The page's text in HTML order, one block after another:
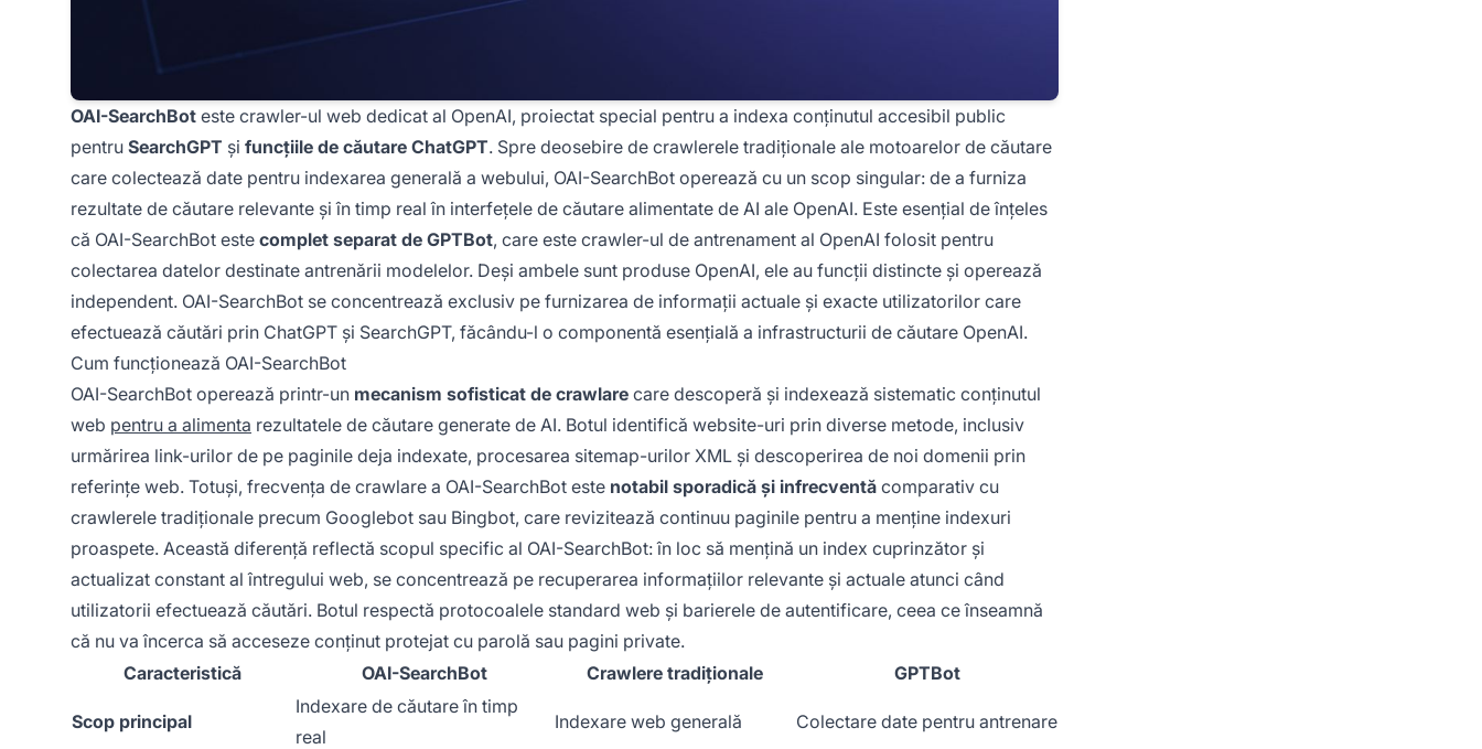
OAI-SearchBot este crawler-ul web dedicat al OpenAI, proiectat special pentru a indexa conținutul accesibil public
pentru SearchGPT și funcțiile de căutare ChatGPT. Spre deosebire de crawlerele tradiționale ale motoarelor de căutare
care colectează date pentru indexarea generală a webului, OAI-SearchBot operează cu un scop singular: de a furniza
rezultate de căutare relevante și în timp real în interfețele de căutare alimentate de AI ale OpenAI. Este esențial de înțeles
că OAI-SearchBot este complet separat de GPTBot, care este crawler-ul de antrenament al OpenAI folosit pentru
colectarea datelor destinate antrenării modelelor. Deși ambele sunt produse OpenAI, ele au funcții distincte și operează
independent. OAI-SearchBot se concentrează exclusiv pe furnizarea de informații actuale și exacte utilizatorilor care
efectuează căutări prin ChatGPT și SearchGPT, făcându-l o componentă esențială a infrastructurii de căutare OpenAI.
Cum funcționează OAI-SearchBot
OAI-SearchBot operează printr-un mecanism sofisticat de crawlare care descoperă și indexează sistematic conținutul
web pentru a alimenta rezultatele de căutare generate de AI. Botul identifică website-uri prin diverse metode, inclusiv
urmărirea link-urilor de pe paginile deja indexate, procesarea sitemap-urilor XML și descoperirea de noi domenii prin
referințe web. Totuși, frecvența de crawlare a OAI-SearchBot este notabil sporadică și infrecventă comparativ cu
crawlerele tradiționale precum Googlebot sau Bingbot, care revizitează continuu paginile pentru a menține indexuri
proaspete. Această diferență reflectă scopul specific al OAI-SearchBot: în loc să mențină un index cuprinzător și
actualizat constant al întregului web, se concentrează pe recuperarea informațiilor relevante și actuale atunci când
utilizatorii efectuează căutări. Botul respectă protocoalele standard web și barierele de autentificare, ceea ce înseamnă
că nu va încerca să acceseze conținut protejat cu parolă sau pagini private.
Caracteristică
OAI-SearchBot Crawlere tradiționale GPTBot
Scop principal
Indexare de căutare în timp
real
Indexare web generală Colectare date pentru antrenare